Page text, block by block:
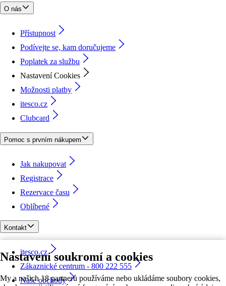
Nastavení soukromí a cookies
My a našich 18 partnerů používáme nebo ukládáme soubory cookies,
O nás
Přístupnost
Podívejte se, kam doručujeme
Poplatek za službu
Nastavení Cookies
Možnosti platby
itesco.cz
Clubcard
Pomoc s prvním nákupem
Jak nakupovat
Registrace
Rezervace času
Oblíbené
Kontakt
itesco.cz
Zákaznické centrum - 800 222 555
Naše obchody